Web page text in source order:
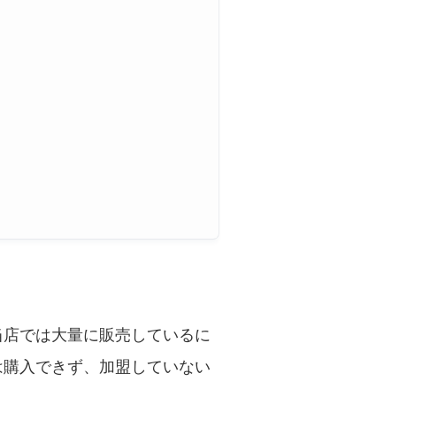
では大量に販売しているに
入できず、加盟していない